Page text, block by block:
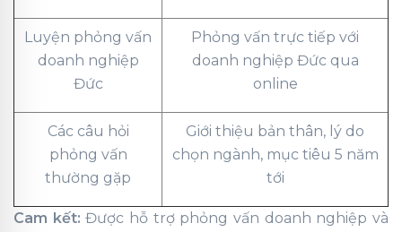
Luyện phỏng vấn
doanh nghiệp
Đức
Phỏng vấn trực tiếp với
doanh nghiệp Đức qua
online
Các câu hỏi
phỏng vấn
thường gặp
Giới thiệu bản thân, lý do
chọn ngành, mục tiêu 5 năm
tới
Cam kết: Được hỗ trợ phỏng vấn doanh nghiệp và